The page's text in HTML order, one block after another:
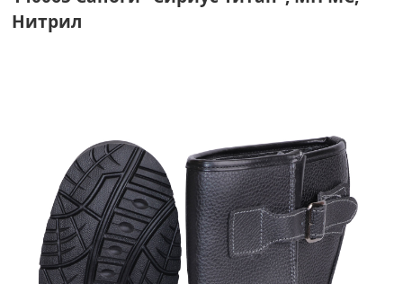
Нитрил